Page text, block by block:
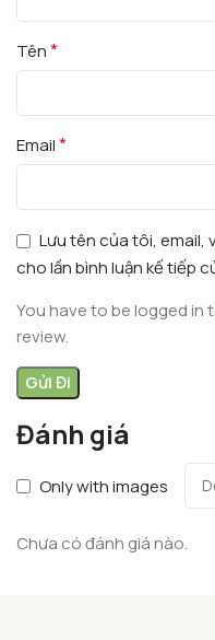
Đánh giá
Only with images
Chưa có đánh giá nào.
Tên*
Email*
Lưu tên của tôi, email,
cho lần bình luận kế tiếp
You have to be logged
review.